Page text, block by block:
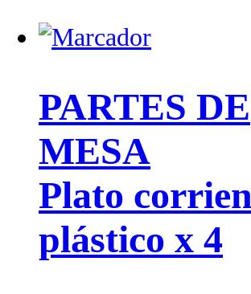
PARTES DE
MESA
Plato
plástico x 4